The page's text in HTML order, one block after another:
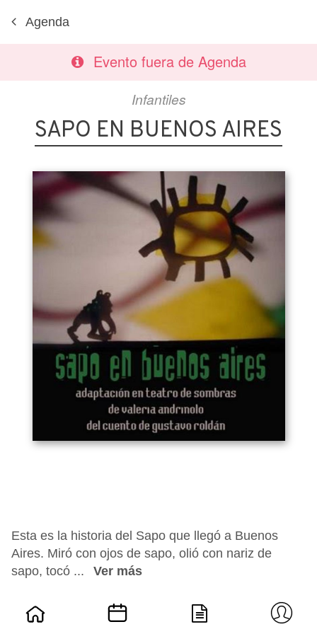
Agenda
Evento fuera de Agenda
Infantiles
SAPO EN BUENOS AIRES
Esta es la historia del Sapo que llegó a Buenos
Aires. Miró con ojos de sapo, olió con nariz de
sapo, tocó ...
Ver más